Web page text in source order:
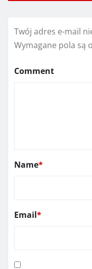
Twój adres e-mail
Wymagane pola są
Comment
Name*
Email*